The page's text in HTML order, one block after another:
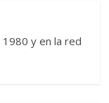
1980 y en la red